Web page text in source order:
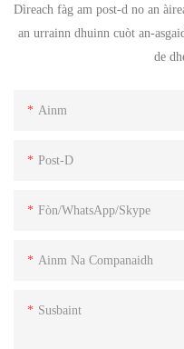
Dìreach fàg am post-d no an
an urrainn dhuinn cuòt an-
de
Ainm
Post-D
Fòn/WhatsApp/Skype
Ainm Na Companaidh
Susbaint